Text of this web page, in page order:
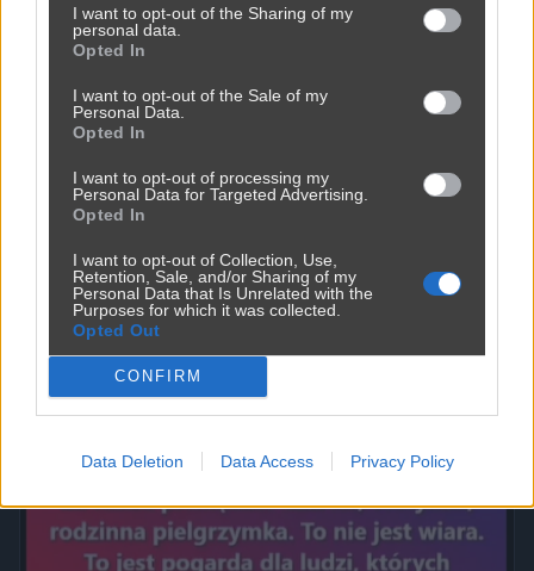
I want to opt-out of the Sharing of my
personal data.
Opted In
I want to opt-out of the Sale of my
Personal Data.
Opted In
I want to opt-out of processing my
Personal Data for Targeted Advertising.
Opted In
I want to opt-out of Collection, Use,
Retention, Sale, and/or Sharing of my
Personal Data that Is Unrelated with the
Purposes for which it was collected.
Opted Out
CONFIRM
Data Deletion Data Access Privacy Policy
2450 9